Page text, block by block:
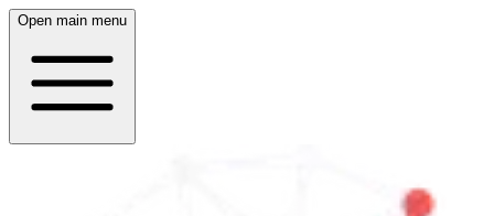
Open main menu